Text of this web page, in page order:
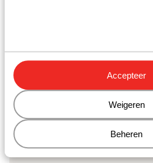
Accepteer
Weigeren
Beheren
Les Chalets des Deux Domaines
Résidence Maeva Home - Arc
Appart'hôtel Prestige Odalys